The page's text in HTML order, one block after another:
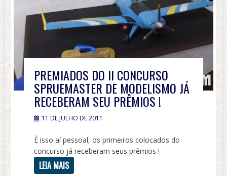
PREMIADOS DO II CONCURSO
SPRUEMASTER DE MODELISMO JÁ
RECEBERAM SEU PRÊMIOS !
11 DE JULHO DE 2011
É isso aí pessoal, os primeiros colocados do
concurso já receberam seus prêmios !
LEIA MAIS